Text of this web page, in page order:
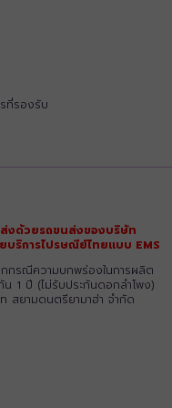
ที่รองรับ
งด้วยรถขนส่งของบริษัท
ริการไปรษณีย์ไทยแบบ EMS
กรณีความบกพร่องในการผลิต
1 ปี (ไม่รับประกันดอกลำโพง)
สยามดนตรียามาฮ่า จำกัด